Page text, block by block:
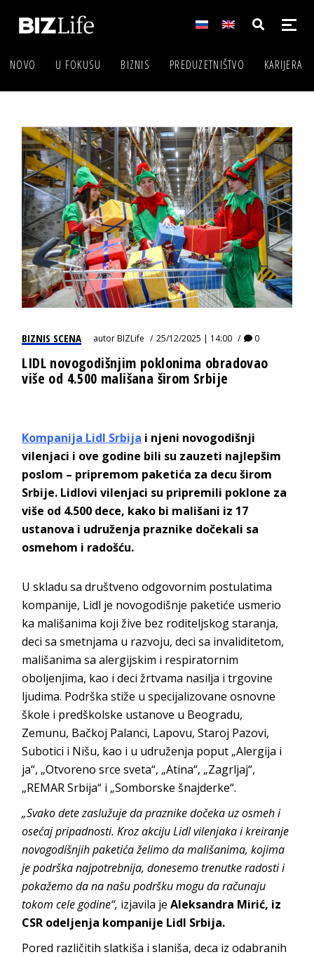
NOVO U FOKUSU BIZNIS PREDUZETNIŠTVO KARIJERA
BIZNIS SCENA autorBIZLife 25/12/2025 | 14:00 0
LIDL novogodišnjim poklonima obradovao
više od 4.500 mališana širom Srbije
Kompanija Lidl Srbija i njeni novogodišnji
vilenjaci i ove godine bili su zauzeti najlepšim
poslom – pripremom paketića za decu širom
Srbije. Lidlovi vilenjaci su pripremili poklone za
više od 4.500 dece, kako bi mališani iz 17
ustanova i udruženja praznike dočekali sa
osmehom i radošću.
U skladu sa društveno odgovornim postulatima
kompanije, Lidl je novogodišnje paketiće usmerio
ka mališanima koji žive bez roditeljskog staranja,
deci sa smetnjama u razvoju, deci sa invaliditetom,
mališanima sa alergijskim i respiratornim
oboljenjima, kao i deci žrtvama nasilja i trgovine
ljudima. Podrška stiže u specijalizovane osnovne
škole i predškolske ustanove u Beogradu,
Zemunu, Bačkoj Palanci, Lapovu, Staroj Pazovi,
Subotici i Nišu, kao i u udruženja poput „Alergija i
ja“, „Otvoreno srce sveta“, „Atina“, „Zagrljaj“,
„REMAR Srbija“ i „Somborske šnajderke“.
„Svako dete zaslužuje da praznike dočeka uz osmeh i
osećaj pripadnosti. Kroz akciju Lidl vilenjaka i kreiranje
novogodišnjih paketića želimo da mališanima, kojima
je podrška najpotrebnija, donesemo trenutke radosti i
pokažemo da na našu podršku mogu da računaju
tokom cele godine“, izjavila jeAleksandra Mirić, iz
CSR odeljenja kompanije Lidl Srbija.
Pored različitih slatkiša i slaniša, deca iz odabranih